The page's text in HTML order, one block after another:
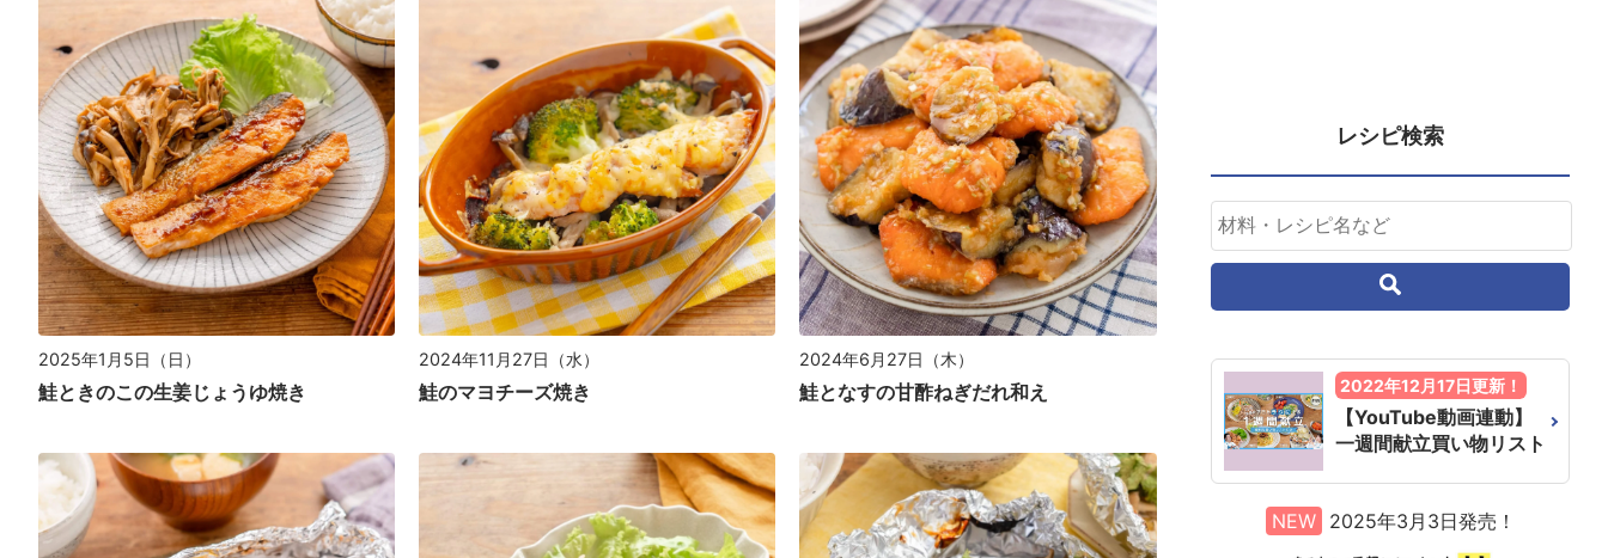
2025年1月5日（日）
鮭ときのこの生姜じょうゆ焼き
2024年11月27日（水）
鮭のマヨチーズ焼き
2024年6月27日（木）
鮭となすの甘酢ねぎだれ和え
レシピ検索
2022年12月17日更新！
【YouTube動画連動】
一週間献立買い物リスト
NEW 2025年3月3日発売！